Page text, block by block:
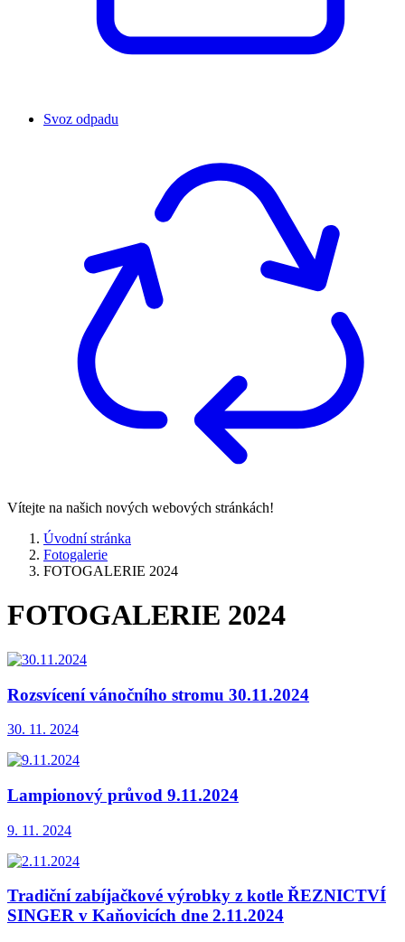
Svoz odpadu
Vítejte na našich nových webových stránkách!
Úvodní stránka
Fotogalerie
FOTOGALERIE 2024
FOTOGALERIE 2024
Rozsvícení vánočního stromu 30.11.2024
30. 11. 2024
Lampionový průvod 9.11.2024
9. 11. 2024
Tradiční zabíjačkové výrobky z kotle ŘEZNICTVÍ
SINGER v Kaňovicích dne 2.11.2024